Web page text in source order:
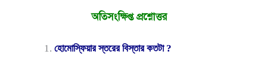
অতিসংক্ষিপ্ত প্রশ্নোত্তর
হোমোস্ফিয়ার স্তরের বিস্তার কতটা ?